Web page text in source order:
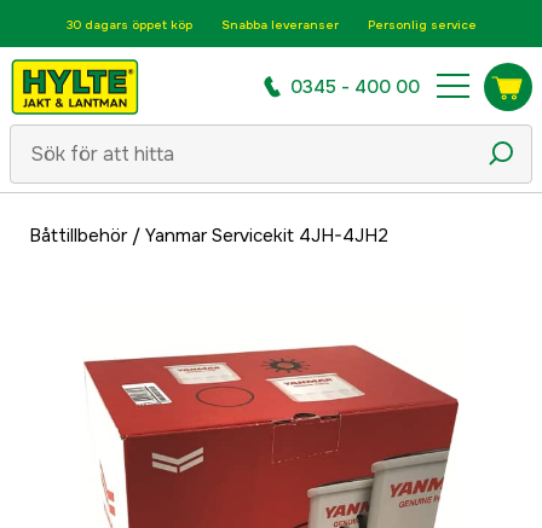
30 dagars öppet köp Snabba leveranser Personlig service
0345 - 400 00
Båttillbehör/ Yanmar Servicekit 4JH-4JH2